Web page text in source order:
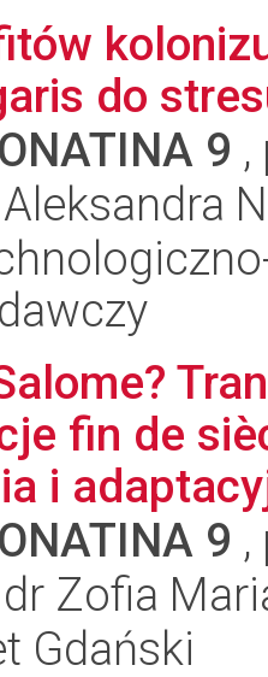
do
9
fin de
i
9
Zofia
Gdański